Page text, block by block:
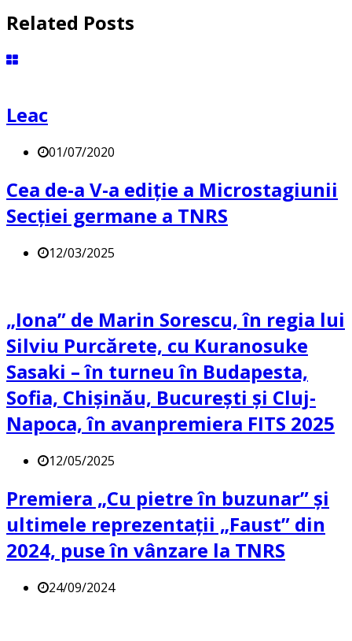
Related Posts
Leac
01/07/2020
Cea de-a V-a ediție a Microstagiunii
Secției germane a TNRS
12/03/2025
„Iona” de Marin Sorescu, în regia lui
Silviu Purcărete, cu Kuranosuke
Sasaki – în turneu în Budapesta,
Sofia, Chișinău, București și Cluj-
Napoca, în avanpremiera FITS 2025
12/05/2025
Premiera „Cu pietre în buzunar” și
ultimele reprezentații „Faust” din
2024, puse în vânzare la TNRS
24/09/2024